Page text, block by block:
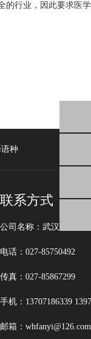
的行业，因此要求医
种
联系方式
公司名称：武汉精译翻
电话：027-85750492
传真：027-85867299
手机：13707186339
邮箱：whfanyi@126.com